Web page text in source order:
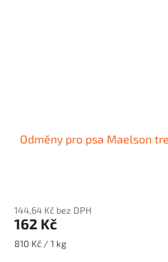
Odměny pro psa Maelson
144,64 Kč bez DPH
162 Kč
Měrná
810 Kč / 1 kg